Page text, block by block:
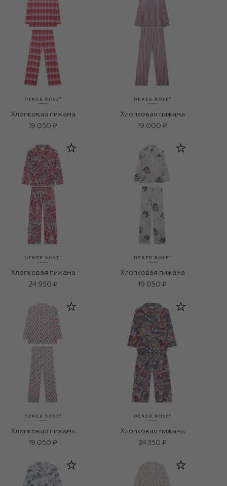
Хлопковая пижама
19 050 ₽
Хлопковая пижама
19 000 ₽
Хлопковая пижама
24 950 ₽
Хлопковая пижама
19 050 ₽
Хлопковая пижама
19 050 ₽
Хлопковая пижама
24 350 ₽